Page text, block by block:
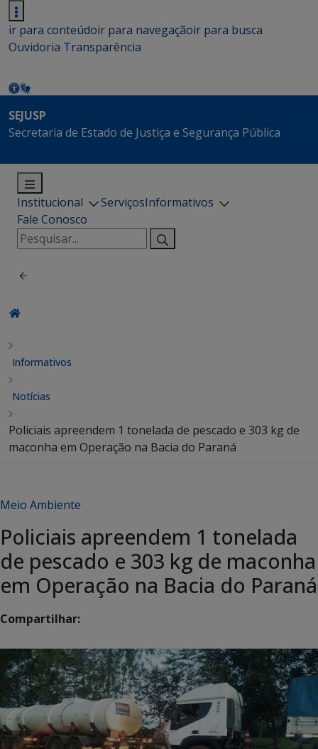
ir para conteúdoir para navegaçãoir para busca
Ouvidoria Transparência
SEJUSP
Secretaria de Estado de Justiça e Segurança Pública
Institucional ServiçosInformativos
Fale Conosco
Pesquisar
por:
Informativos
Notícias
Policiais apreendem 1 tonelada de pescado e 303 kg de
maconha em Operação na Bacia do Paraná
Meio Ambiente
Policiais apreendem 1 tonelada
de pescado e 303 kg de maconha
em Operação na Bacia do Paraná
Compartilhar: